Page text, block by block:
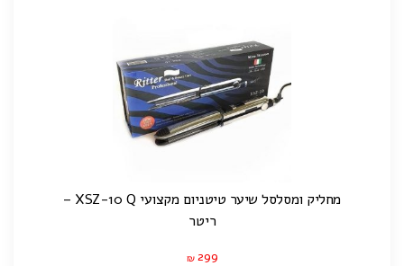
מחליק ומסלסל שיער טיטניום מקצועי XSZ-10 Q –
ריטר
₪ 299